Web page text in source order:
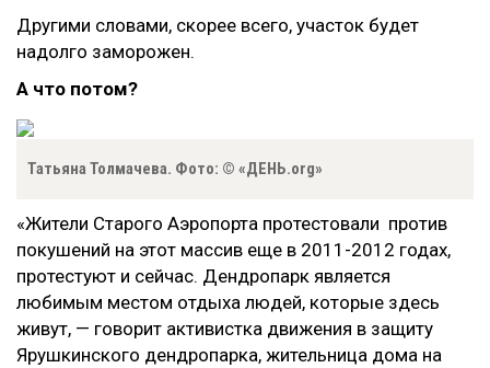
Другими словами, скорее всего, участок будет
надолго заморожен.
А что потом?
Татьяна Толмачева. Фото: © «ДЕНЬ.org»
«Жители Старого Аэропорта протестовали против
покушений на этот массив еще в 2011-2012 годах,
протестуют и сейчас. Дендропарк является
любимым местом отдыха людей, которые здесь
живут, — говорит активистка движения в защиту
Ярушкинского дендропарка, жительница дома на